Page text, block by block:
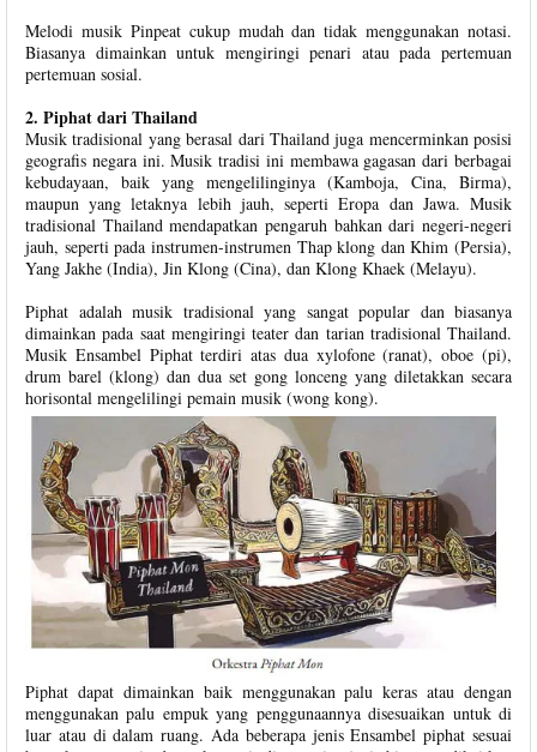
Melodi musik Pinpeat cukup mudah dan tidak menggunakan notasi.
Biasanya dimainkan untuk mengiringi penari atau pada pertemuan
pertemuan sosial.
2. Piphat dari Thailand
Musik tradisional yang berasal dari Thailand juga mencerminkan posisi
geografis negara ini. Musik tradisi ini membawa gagasan dari berbagai
kebudayaan, baik yang mengelilinginya (Kamboja, Cina, Birma),
maupun yang letaknya lebih jauh, seperti Eropa dan Jawa. Musik
tradisional Thailand mendapatkan pengaruh bahkan dari negeri-negeri
jauh, seperti pada instrumen-instrumen Thap klong dan Khim (Persia),
Yang Jakhe (India), Jin Klong (Cina), dan Klong Khaek (Melayu).
Piphat adalah musik tradisional yang sangat popular dan biasanya
dimainkan pada saat mengiringi teater dan tarian tradisional Thailand.
Musik Ensambel Piphat terdiri atas dua xylofone (ranat), oboe (pi),
drum barel (klong) dan dua set gong lonceng yang diletakkan secara
horisontal mengelilingi pemain musik (wong kong).
Piphat dapat dimainkan baik menggunakan palu keras atau dengan
menggunakan palu empuk yang penggunaannya disesuaikan untuk di
luar atau di dalam ruang. Ada beberapa jenis Ensambel piphat sesuai